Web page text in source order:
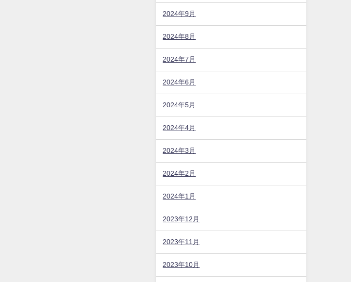
2024年9月
2024年8月
2024年7月
2024年6月
2024年5月
2024年4月
2024年3月
2024年2月
2024年1月
2023年12月
2023年11月
2023年10月